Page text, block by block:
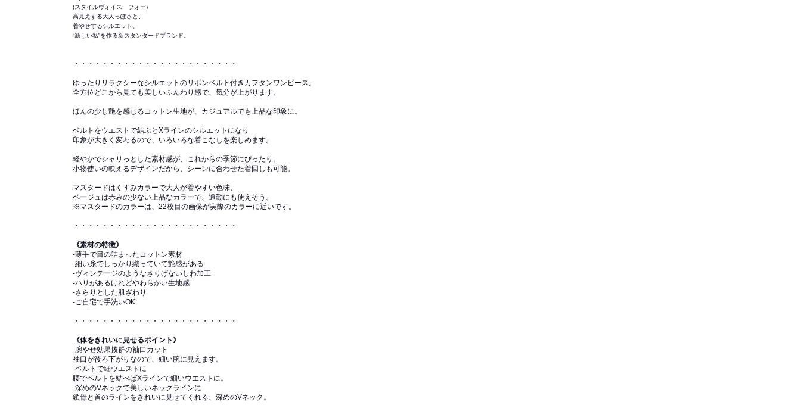
(スタイルヴォイス フォー)
高見えする大人っぽさと、
着やせするシルエット。
“新しい私”を作る新スタンダードブランド。
・・・・・・・・・・・・・・・・・・・・・・・
ゆったりリラクシーなシルエットのリボンベルト付きカフタンワンピース。
全方位どこから見ても美しいふんわり感で、気分が上がります。
ほんの少し艶を感じるコットン生地が、カジュアルでも上品な印象に。
ベルトをウエストで結ぶとXラインのシルエットになり
印象が大きく変わるので、いろいろな着こなしを楽しめます。
軽やかでシャリっとした素材感が、これからの季節にぴったり。
小物使いの映えるデザインだから、シーンに合わせた着回しも可能。
マスタードはくすみカラーで大人が着やすい色味、
ベージュは赤みの少ない上品なカラーで、通勤にも使えそう。
※マスタードのカラーは、22枚目の画像が実際のカラーに近いです。
・・・・・・・・・・・・・・・・・・・・・・・
《素材の特徴》
-薄手で目の詰まったコットン素材
-細い糸でしっかり織っていて艶感がある
-ヴィンテージのようなさりげないしわ加工
-ハリがあるけれどやわらかい生地感
-さらりとした肌ざわり
-ご自宅で手洗いOK
・・・・・・・・・・・・・・・・・・・・・・・
《体をきれいに見せるポイント》
-腕やせ効果抜群の袖口カット
袖口が後ろ下がりなので、細い腕に見えます。
-ベルトで細ウエストに
腰でベルトを結べばXラインで細いウエストに。
-深めのVネックで美しいネックラインに
鎖骨と首のラインをきれいに見せてくれる、深めのVネック。